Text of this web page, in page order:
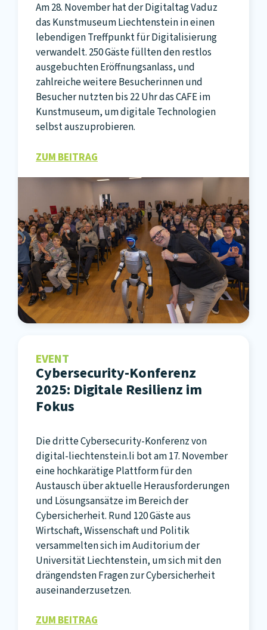
Am 28. November hat der Digitaltag Vaduz
das Kunstmuseum Liechtenstein in einen
lebendigen Treffpunkt für Digitalisierung
verwandelt. 250 Gäste füllten den restlos
ausgebuchten Eröffnungsanlass, und
zahlreiche weitere Besucherinnen und
Besucher nutzten bis 22 Uhr das CAFE im
Kunstmuseum, um digitale Technologien
selbst auszuprobieren.
ZUM BEITRAG
EVENT
Cybersecurity-Konferenz
2025: Digitale Resilienz im
Fokus
Die dritte Cybersecurity-Konferenz von
digital-liechtenstein.li bot am 17. November
eine hochkarätige Plattform für den
Austausch über aktuelle Herausforderungen
und Lösungsansätze im Bereich der
Cybersicherheit. Rund 120 Gäste aus
Wirtschaft, Wissenschaft und Politik
versammelten sich im Auditorium der
Universität Liechtenstein, um sich mit den
drängendsten Fragen zur Cybersicherheit
auseinanderzusetzen.
ZUM BEITRAG